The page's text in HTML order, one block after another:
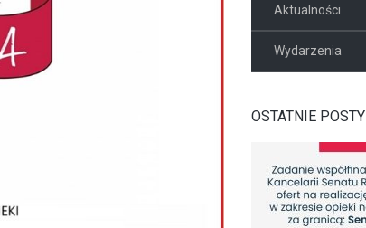
Aktualności
Wydarzenia
OSTATNIE POSTY